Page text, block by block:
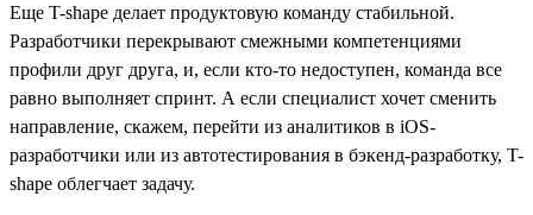
Еще T-shape делает продуктовую команду стабильной.
Разработчики перекрывают смежными компетенциями
профили друг друга, и, если кто-то недоступен, команда все
равно выполняет спринт. А если специалист хочет сменить
направление, скажем, перейти из аналитиков в iOS-
разработчики или из автотестирования в бэкенд-разработку, T-
shape облегчает задачу.